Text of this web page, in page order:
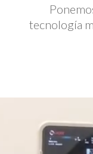
tecnología